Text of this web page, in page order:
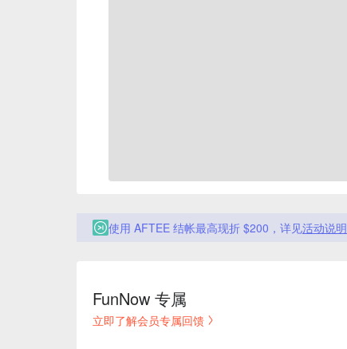
使用 AFTEE 结帐最高现折 $200，详见活动说明
FunNow 专属
立即了解会员专属回馈